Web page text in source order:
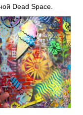
Dead Space.